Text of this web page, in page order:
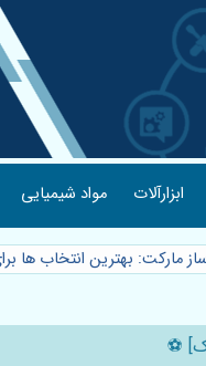
ابزارآلات مواد شیمیایی
مارکت: بهترین انتخاب
⚽️